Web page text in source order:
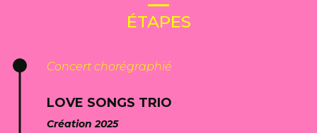
ÉTAPES
Concert chorégraphié
LOVE SONGS TRIO
Création 2025